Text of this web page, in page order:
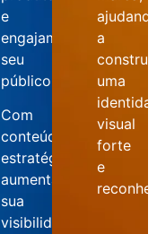
e
engajam
seu
público.
Com
conteúdo
estratégico,
aumentamos
sua
visibilidade
a
construir
uma
visual
forte
e